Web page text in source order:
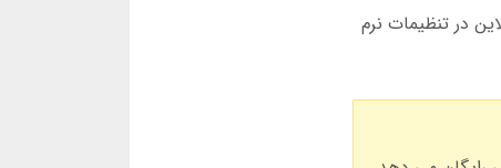
حالت آفلاین در تنظیمات نرم